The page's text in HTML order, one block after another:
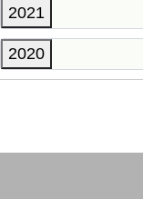
2021
2020